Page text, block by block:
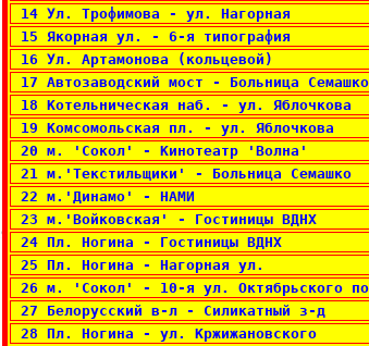
14 Ул. Трофимова - ул. Нагорная
15 Якорная ул. - 6-я типография
16 Ул. Артамонова (кольцевой)
17 Автозаводский мост - Больница Семашко
18 Котельническая наб. - ул. Яблочкова
19 Комсомольская пл. - ул. Яблочкова
20 м. 'Сокол' - Кинотеатр 'Волна'
21 м.'Текстильщики' - Больница Семашко
22 м.'Динамо' - НАМИ
23 м.'Войковская' - Гостиницы ВДНХ
24 Пл. Ногина - Гостиницы ВДНХ
25 Пл. Ногина - Нагорная ул.
26 м. 'Сокол' - 10-я ул. Октябрьского
27 Белорусский в-л - Силикатный з-д
28 Пл. Ногина - ул. Кржижановского